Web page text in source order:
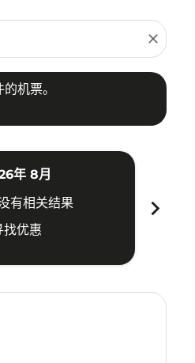
close
机票。
年 8月
有相关结果
找优惠
chevron_right